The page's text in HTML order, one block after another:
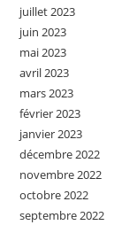
juillet 2023
juin 2023
mai 2023
avril 2023
mars 2023
février 2023
janvier 2023
décembre 2022
novembre 2022
octobre 2022
septembre 2022